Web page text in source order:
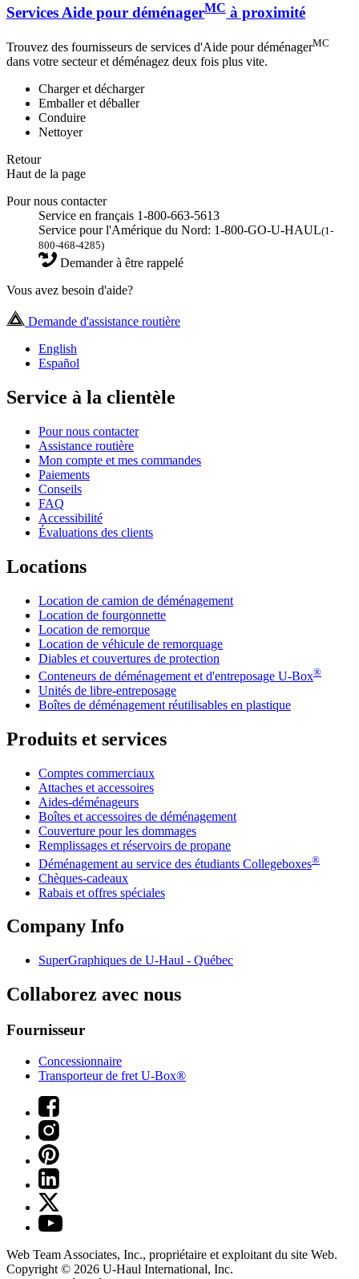
Services Aide pour déménagerMC à proximité
Trouvez des fournisseurs de services d'Aide pour déménagerMC
dans votre secteur et déménagez deux fois plus vite.
Charger et décharger
Emballer et déballer
Conduire
Nettoyer
Retour
Haut de la page
Pour nous contacter
Service en français 1-800-663-5613
Service pour l'Amérique du Nord: 1-800-GO-U-HAUL(1-
800-468-4285)
Demander à être rappelé
Vous avez besoin d'aide?
Demande d'assistance routière
English
Español
Service à la clientèle
Pour nous contacter
Assistance routière
Mon compte et mes commandes
Paiements
Conseils
FAQ
Accessibilité
Évaluations des clients
Locations
Location de camion de déménagement
Location de fourgonnette
Location de remorque
Location de véhicule de remorquage
Diables et couvertures de protection
Conteneurs de déménagement et d'entreposage U-Box®
Unités de libre-entreposage
Boîtes de déménagement réutilisables en plastique
Produits et services
Comptes commerciaux
Attaches et accessoires
Aides-déménageurs
Boîtes et accessoires de déménagement
Couverture pour les dommages
Remplissages et réservoirs de propane
Déménagement au service des étudiants Collegeboxes®
Chèques-cadeaux
Rabais et offres spéciales
Company Info
SuperGraphiques de U-Haul - Québec
Collaborez avec nous
Fournisseur
Concessionnaire
Transporteur de fret U-Box®
Web Team Associates, Inc., propriétaire et exploitant du site Web.
Copyright © 2026 U-Haul International, Inc.